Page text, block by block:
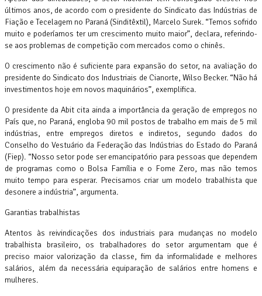
últimos anos, de acordo com o presidente do Sindicato das Indústrias de
Fiação e Tecelagem no Paraná (Sinditêxtil), Marcelo Surek. “Temos sofrido
muito e poderíamos ter um crescimento muito maior”, declara, referindo-
se aos problemas de competição com mercados como o chinês.
O crescimento não é suficiente para expansão do setor, na avaliação do
presidente do Sindicato dos Industriais de Cianorte, Wilso Becker. “Não há
investimentos hoje em novos maquinários”, exemplifica.
O presidente da Abit cita ainda a importância da geração de empregos no
País que, no Paraná, engloba 90 mil postos de trabalho em mais de 5 mil
indústrias, entre empregos diretos e indiretos, segundo dados do
Conselho do Vestuário da Federação das Indústrias do Estado do Paraná
(Fiep). “Nosso setor pode ser emancipatório para pessoas que dependem
de programas como o Bolsa Família e o Fome Zero, mas não temos
muito tempo para esperar. Precisamos criar um modelo trabalhista que
desonere a indústria”, argumenta.
Garantias trabalhistas
Atentos às reivindicações dos industriais para mudanças no modelo
trabalhista brasileiro, os trabalhadores do setor argumentam que é
preciso maior valorização da classe, fim da informalidade e melhores
salários, além da necessária equiparação de salários entre homens e
mulheres.